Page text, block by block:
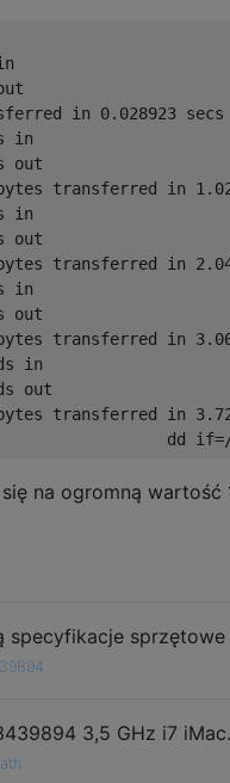
in 0.028923 secs
in
out
transferred in
in
out
transferred in
in
out
transferred in
in
out
transferred in
dd
if
na ogromną wartość
specyfikacje
3,5 GHz i7